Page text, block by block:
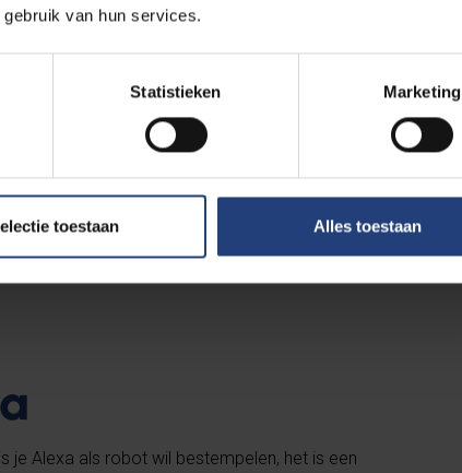
van hun services.
Statistieken Marketing
toestaan Alles toestaan
zo snel mogelijk
- schakel te
je Alexa als robot wil bestempelen, het is een